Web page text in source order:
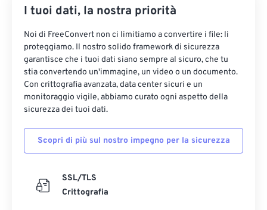
I tuoi dati, la nostra priorità
Noi di FreeConvert non ci limitiamo a convertire i file: li
proteggiamo. Il nostro solido framework di sicurezza
garantisce che i tuoi dati siano sempre al sicuro, che tu
stia convertendo un'immagine, un video o un documento.
Con crittografia avanzata, data center sicuri e un
monitoraggio vigile, abbiamo curato ogni aspetto della
sicurezza dei tuoi dati.
Scopri di più sul nostro impegno per la sicurezza
SSL/TLS
Crittografia